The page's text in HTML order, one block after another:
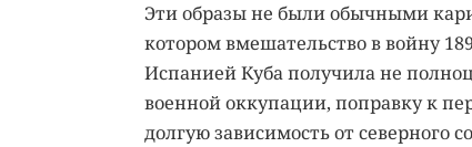
Эти образы не были обычными
котором вмешательство в войну
Испанией Куба получила не
военной оккупации, поправку к
долгую зависимость от северного